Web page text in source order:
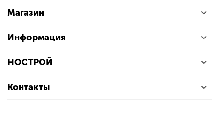
Магазин
Информация
НОСТРОЙ
Контакты